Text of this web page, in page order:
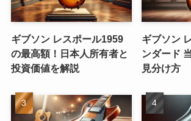
ギブソン レスポール1959
の最高額！日本人所有者と
投資価値を解説
ギブソン
ンダード
見分け方